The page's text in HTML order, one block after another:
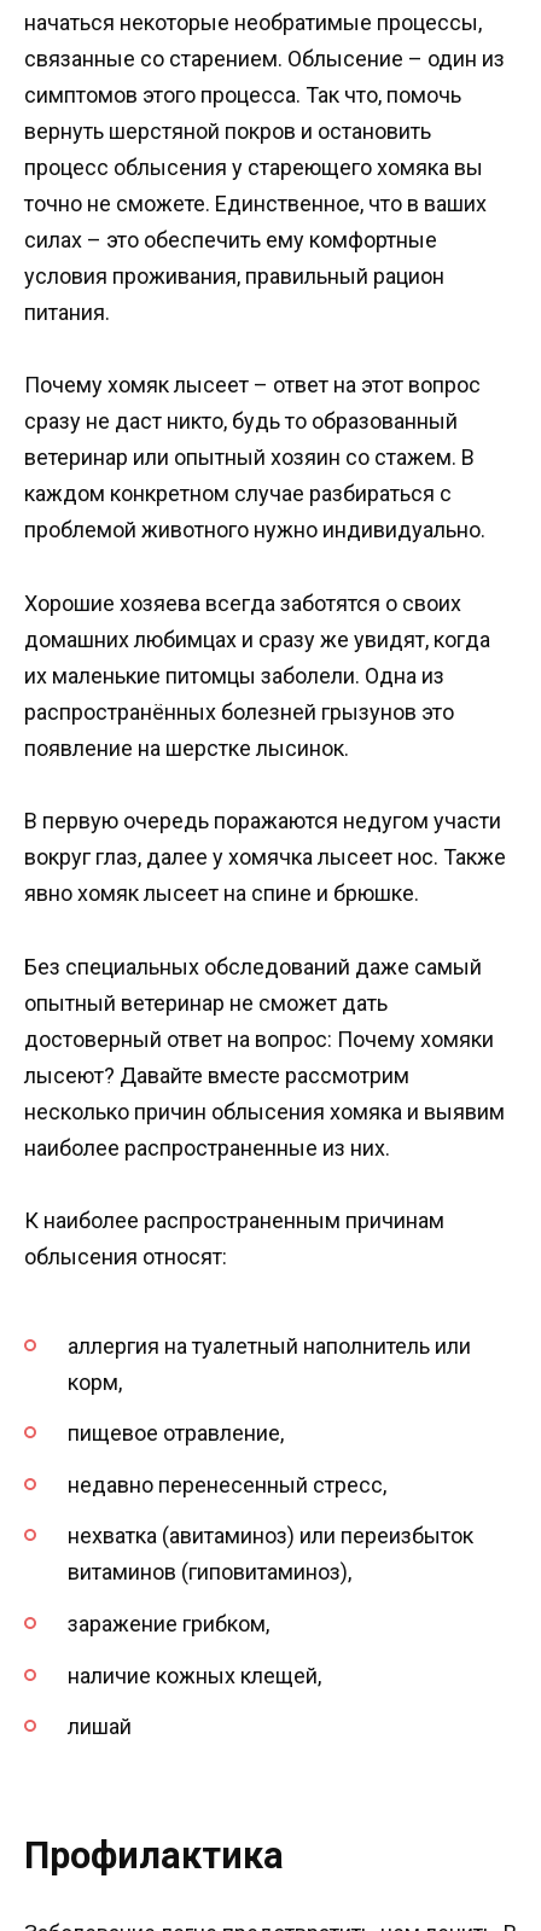
начаться некоторые необратимые процессы,
связанные со старением. Облысение – один из
симптомов этого процесса. Так что, помочь
вернуть шерстяной покров и остановить
процесс облысения у стареющего хомяка вы
точно не сможете. Единственное, что в ваших
силах – это обеспечить ему комфортные
условия проживания, правильный рацион
питания.
Почему хомяк лысеет – ответ на этот вопрос
сразу не даст никто, будь то образованный
ветеринар или опытный хозяин со стажем. В
каждом конкретном случае разбираться с
проблемой животного нужно индивидуально.
Хорошие хозяева всегда заботятся о своих
домашних любимцах и сразу же увидят, когда
их маленькие питомцы заболели. Одна из
распространённых болезней грызунов это
появление на шерстке лысинок.
В первую очередь поражаются недугом участи
вокруг глаз, далее у хомячка лысеет нос. Также
явно хомяк лысеет на спине и брюшке.
Без специальных обследований даже самый
опытный ветеринар не сможет дать
достоверный ответ на вопрос: Почему хомяки
лысеют? Давайте вместе рассмотрим
несколько причин облысения хомяка и выявим
наиболее распространенные из них.
К наиболее распространенным причинам
облысения относят:
аллергия на туалетный наполнитель или
корм,
пищевое отравление,
недавно перенесенный стресс,
нехватка (авитаминоз) или переизбыток
витаминов (гиповитаминоз),
заражение грибком,
наличие кожных клещей,
лишай
Профилактика